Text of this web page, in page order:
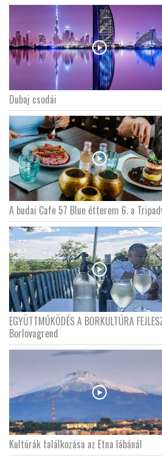
Dubaj csodái
A budai Cafe 57 Blue étterem 6. a
EGYÜTTMŰKÖDÉS A BORKULTÚRA
Borlovagrend
Kultúrák találkozása az Etna lábánál